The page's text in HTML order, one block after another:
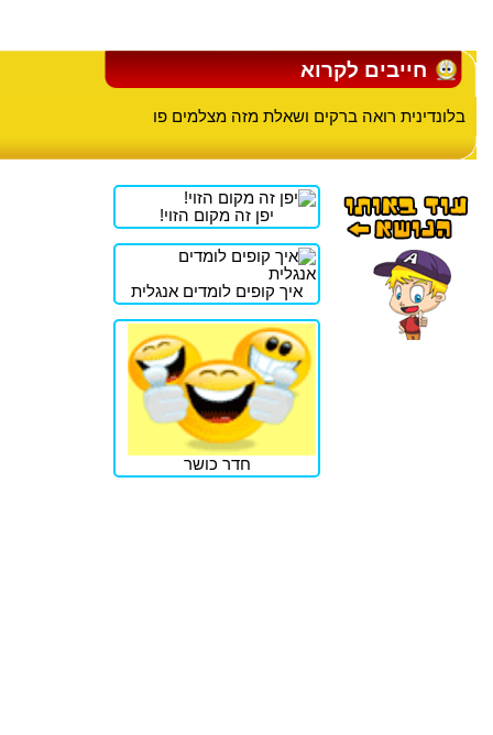
חייבים לקרוא
בלונדינית רואה ברקים ושאלת מזה מצלמים פו
יפן זה מקום הזוי!
איך קופים לומדים אנגלית
חדר כושר